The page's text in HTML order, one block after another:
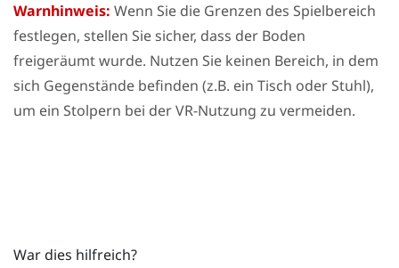
Warnhinweis: Wenn Sie die Grenzen des Spielbereich
festlegen, stellen Sie sicher, dass der Boden
freigeräumt wurde. Nutzen Sie keinen Bereich, in dem
sich Gegenstände befinden (z.B. ein Tisch oder Stuhl),
um ein Stolpern bei der VR-Nutzung zu vermeiden.
War dies hilfreich?